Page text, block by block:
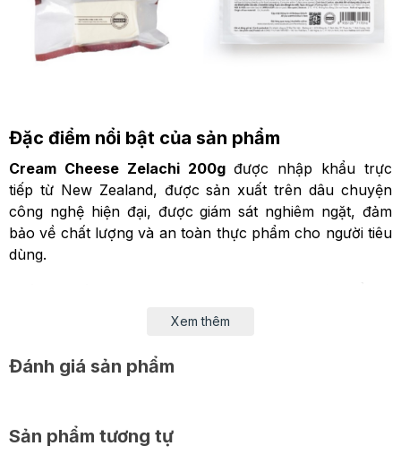
Đặc điểm nổi bật của sản phẩm
Cream Cheese Zelachi 200gđược nhập khẩu trực
tiếp từ New Zealand, được sản xuất trên dâu chuyện
công nghệ hiện đại, được giám sát nghiêm ngặt, đảm
bảo về chất lượng và an toàn thực phẩm cho người tiêu
dùng.
của nhiều người. Ngoài ra, sản phẩm có độ mềm, dễ cắt
cao từ 29 - 36%.
cho bánh. Ngoài ra, bạn có thể ăn trực tiếp kèm với
Xem thêm
Đánh giá sản phẩm
Sản phẩm tương tự